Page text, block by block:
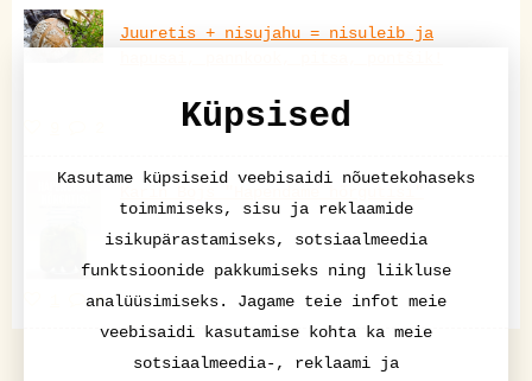
Juuretis + nisujahu = nisuleib ja
Karin Bojs "Hapendame hõrgutisi"
0
Küpsised
Kasutame küpsiseid veebisaidi nõuetekohaseks
toimimiseks, sisu ja reklaamide
isikupärastamiseks, sotsiaalmeedia
funktsioonide pakkumiseks ning liikluse
analüüsimiseks. Jagame teie infot meie
veebisaidi kasutamise kohta ka meie
sotsiaalmeedia-, reklaami ja